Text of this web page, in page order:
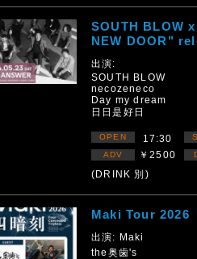
SOUTH BLOW
NEW DOOR"
出演:
SOUTH BLOW
necozeneco
Day my dream
日日是好日
OPEN 17:30
ADV
￥2500
(DRINK 別)
Maki Tour 2026
出演: Maki
the奥歯's